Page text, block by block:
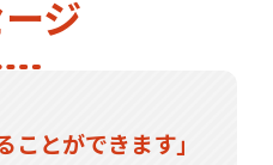
ジ
ことができます」